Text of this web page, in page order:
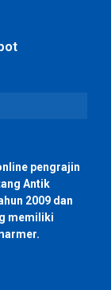
pengrajin
Antik
2009 dan
memiliki